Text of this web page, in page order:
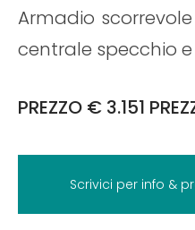
Armadio
centrale specchio
PREZZO € 3.151
Scrivici per info &